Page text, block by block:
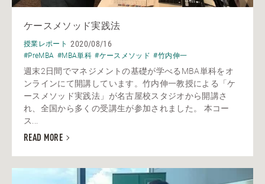
ケースメソッド実践法
授業レポート 2020/08/16
#PreMBA #MBA単科 #ケースメソッド #竹内伸一
週末2日間でマネジメントの基礎が学べるMBA単科をオ
ンラインにて開講しています。竹内伸一教授による「ケ
ースメソッド実践法」が名古屋校スタジオから開講さ
れ、全国から多くの受講生が参加されました。 本コー
ス...
READ MORE